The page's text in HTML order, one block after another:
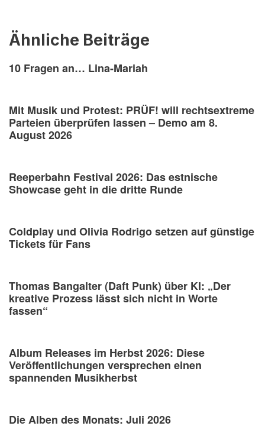
Ähnliche Beiträge
10 Fragen an… Lina-Mariah
Mit Musik und Protest: PRÜF! will rechtsextreme
Parteien überprüfen lassen – Demo am 8.
August 2026
Reeperbahn Festival 2026: Das estnische
Showcase geht in die dritte Runde
Coldplay und Olivia Rodrigo setzen auf günstige
Tickets für Fans
Thomas Bangalter (Daft Punk) über KI: „Der
kreative Prozess lässt sich nicht in Worte
fassen“
Album Releases im Herbst 2026: Diese
Veröffentlichungen versprechen einen
spannenden Musikherbst
Die Alben des Monats: Juli 2026